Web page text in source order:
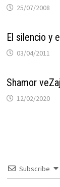
25/07/2008
El silencio y
03/04/2011
Shamor
12/02/2020
Subscribe